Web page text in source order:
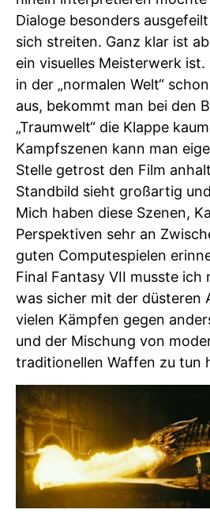
Dialoge besonders
sich streiten. Ganz klar ist
ein visuelles Meisterwerk ist.
in der „normalen Welt“
aus, bekommt man bei den
„Traumwelt“ die Klappe
Kampfszenen kann man
Stelle getrost den Film
Standbild sieht großartig
Mich haben diese Szenen,
Perspektiven sehr an
guten Computespielen
Final Fantasy VII musste ich
was sicher mit der düsteren
vielen Kämpfen gegen
und der Mischung von
traditionellen Waffen zu tun